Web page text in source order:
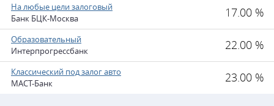
На любые цели залоговый
Банк БЦК-Москва
17.00 %
Образовательный
Интерпрогрессбанк
22.00 %
Классический под залог авто
МАСТ-Банк
23.00 %